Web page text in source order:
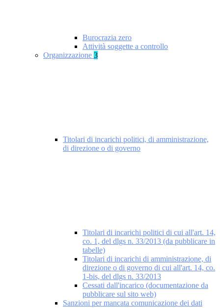
Burocrazia zero
Attività soggette a controllo
Organizzazione 3
Titolari di incarichi politici, di amministrazione,
di direzione o di governo
Titolari di incarichi politici di cui all'art. 14,
co. 1, del dlgs n. 33/2013 (da pubblicare in
tabelle)
Titolari di incarichi di amministrazione, di
direzione o di governo di cui all'art. 14, co.
1-bis, del dlgs n. 33/2013
Cessati dall'incarico (documentazione da
pubblicare sul sito web)
Sanzioni per mancata comunicazione dei dati